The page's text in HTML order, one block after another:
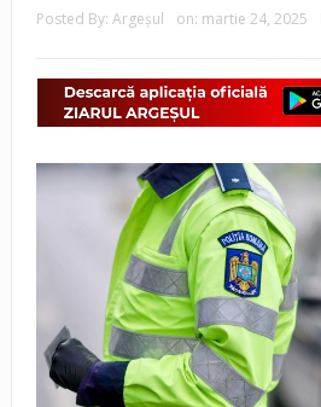
Posted By: Argeşul on: martie 24, 2025